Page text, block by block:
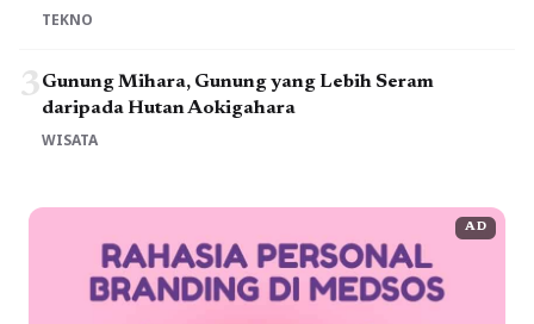
TEKNO
3Gunung Mihara, Gunung yang Lebih Seram
daripada Hutan Aokigahara
WISATA
AD